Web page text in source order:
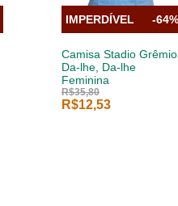
Camisa Stadio Grêmio
Da-lhe, Da-lhe
Feminina
R$35,80
R$12,53
IMPERDÍVEL -64%